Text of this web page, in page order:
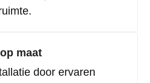
maat
door ervaren